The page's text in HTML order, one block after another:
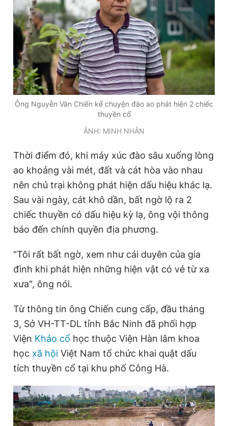
0906 645 777 0908 780 404
Đặt báo Quảng cáo RSS Tòa soạn Chính sách bảo
Tổng biên tập: Nguyễn Ngọc Toàn
Phó tổng biên tập thường trực: Hải Thành
Phó tổng biên tập: Lâm Hiếu Dũng
Phó tổng biên tập: Trần Việt Hưng
Tổng thư ký tòa soạn: Đức Trung
Giấy phép xuất bản số 110/GP - BTTTT cấp ngày 24.3.2020
© 2003-2026 Bản quyền thuộc về Báo Thanh Niên. Cấm sao
bản. Phát triển bởi ePi Technologies, JSC.
Ông Nguyễn Văn Chiến kể chuyện đào ao phát hiện 2 chiếc
thuyền cổ
ẢNH: MINH NHÂN
Thời điểm đó, khi máy xúc đào sâu xuống lòng
ao khoảng vài mét, đất và cát hòa vào nhau
nên chủ trại không phát hiện dấu hiệu khác lạ.
Sau vài ngày, cát khô dần, bất ngờ lộ ra 2
chiếc thuyền có dấu hiệu kỳ lạ, ông vội thông
báo đến chính quyền địa phương.
"Tôi rất bất ngờ, xem như cái duyên của gia
đình khi phát hiện những hiện vật có vẻ từ xa
xưa", ông nói.
Từ thông tin ông Chiến cung cấp, đầu tháng
3, Sở VH-TT-DL tỉnh Bắc Ninh đã phối hợp
Viện Khảo cổ học thuộc Viện Hàn lâm khoa
học xã hội Việt Nam tổ chức khai quật dấu
tích thuyền cổ tại khu phố Công Hà.